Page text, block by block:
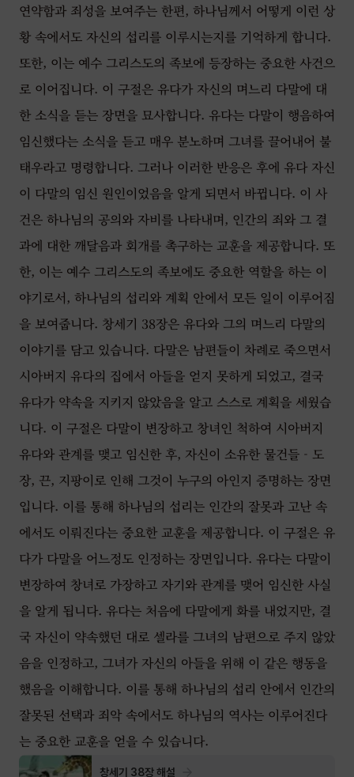
연약함과 죄성을 보여주는 한편, 하나님께서 어떻게 이런 상
황 속에서도 자신의 섭리를 이루시는지를 기억하게 합니다.
또한, 이는 예수 그리스도의 족보에 등장하는 중요한 사건으
로 이어집니다. 이 구절은 유다가 자신의 며느리 다말에 대
한 소식을 듣는 장면을 묘사합니다. 유다는 다말이 행음하여
임신했다는 소식을 듣고 매우 분노하며 그녀를 끌어내어 불
태우라고 명령합니다. 그러나 이러한 반응은 후에 유다 자신
이 다말의 임신 원인이었음을 알게 되면서 바뀝니다. 이 사
건은 하나님의 공의와 자비를 나타내며, 인간의 죄와 그 결
과에 대한 깨달음과 회개를 촉구하는 교훈을 제공합니다. 또
한, 이는 예수 그리스도의 족보에도 중요한 역할을 하는 이
야기로서, 하나님의 섭리와 계획 안에서 모든 일이 이루어짐
을 보여줍니다. 창세기 38장은 유다와 그의 며느리 다말의
이야기를 담고 있습니다. 다말은 남편들이 차례로 죽으면서
시아버지 유다의 집에서 아들을 얻지 못하게 되었고, 결국
유다가 약속을 지키지 않았음을 알고 스스로 계획을 세웠습
니다. 이 구절은 다말이 변장하고 창녀인 척하여 시아버지
유다와 관계를 맺고 임신한 후, 자신이 소유한 물건들 - 도
장, 끈, 지팡이로 인해 그것이 누구의 아인지 증명하는 장면
입니다. 이를 통해 하나님의 섭리는 인간의 잘못과 고난 속
에서도 이뤄진다는 중요한 교훈을 제공합니다. 이 구절은 유
다가 다말을 어느정도 인정하는 장면입니다. 유다는 다말이
변장하여 창녀로 가장하고 자기와 관계를 맺어 임신한 사실
을 알게 됩니다. 유다는 처음에 다말에게 화를 내었지만, 결
국 자신이 약속했던 대로 셀라를 그녀의 남편으로 주지 않았
음을 인정하고, 그녀가 자신의 아들을 위해 이 같은 행동을
했음을 이해합니다. 이를 통해 하나님의 섭리 안에서 인간의
잘못된 선택과 죄악 속에서도 하나님의 역사는 이루어진다
는 중요한 교훈을 얻을 수 있습니다.
창세기 38장 해설